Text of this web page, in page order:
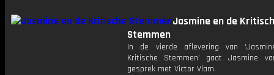
Jasmine en de
Stemmen
In de vierde aflevering van
Kritische Stemmen’ gaat Jasmine
gesprek met Victor Vlam.